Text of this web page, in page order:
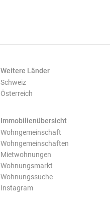
Weitere Länder
Schweiz
Österreich
Immobilienübersicht
Wohngemeinschaft
Wohngemeinschaften
Mietwohnungen
Wohnungsmarkt
Wohnungssuche
Instagram